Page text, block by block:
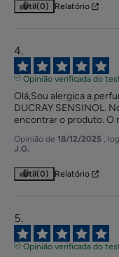
Útil(0) Relatório
Opinião verificada do
Olá,Sou alergica a
DUCRAY SENSINOL.
encontrar o produto. O
Opinião de 18/12/2025 ,
J.G.
Útil(0) Relatório
Opinião verificada do